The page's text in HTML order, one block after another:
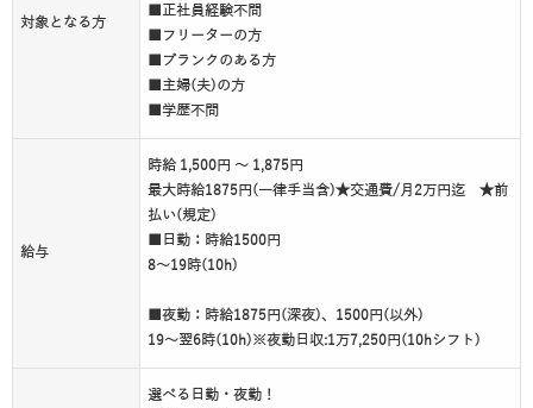
対象となる方
■正社員経験不問
■フリーターの方
■ブランクのある方
■主婦(夫)の方
■学歴不問
給与
時給 1,500円 ～ 1,875円
最大時給1875円(一律手当含)★交通費/月2万円迄 ★前
払い(規定)
■日勤：時給1500円
8～19時(10h)
■夜勤：時給1875円(深夜)、1500円(以外)
19～翌6時(10h)※夜勤日収:1万7,250円(10hシフト)
選べる日勤・夜勤！